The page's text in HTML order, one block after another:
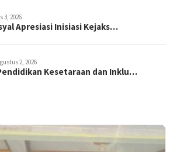
3, 2026
Apresiasi Inisiasi Kejaks…
2, 2026
Kesetaraan dan Inklu…